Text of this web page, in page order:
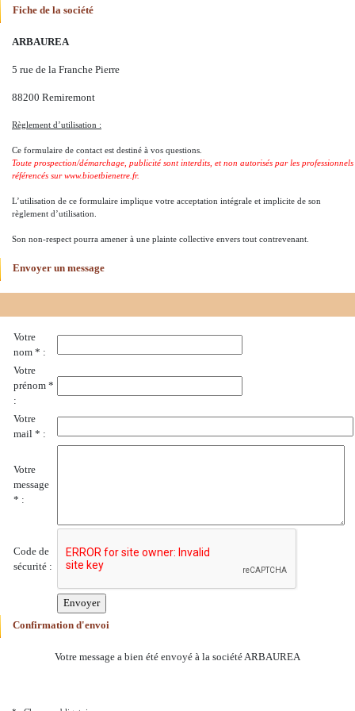
Fiche de la société
ARBAUREA
5 rue de la Franche Pierre
88200 Remiremont
Règlement d’utilisation :
Ce formulaire de contact est destiné à vos questions.
Toute prospection/démarchage, publicité sont interdits, et non autorisés par les professionnels
référencés sur www.bioetbienetre.fr.
L’utilisation de ce formulaire implique votre acceptation intégrale et implicite de son
règlement d’utilisation.
Son non-respect pourra amener à une plainte collective envers tout contrevenant.
Envoyer un message
Votre
nom * :
Votre
prénom *
:
Votre
mail * :
Votre
message
* :
Code de
sécurité :
Confirmation d'envoi
Votre message a bien été envoyé à la société ARBAUREA